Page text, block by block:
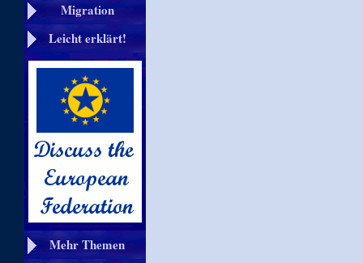
Migration
Leicht erklärt!
Mehr Themen